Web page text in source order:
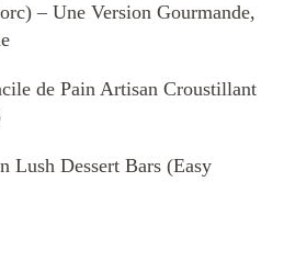
– Une Version Gourmande,
de Pain Artisan Croustillant
Lush Dessert Bars (Easy